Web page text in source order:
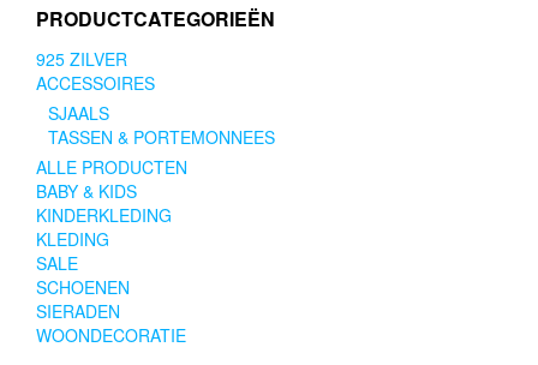
PRODUCTCATEGORIEËN
925 ZILVER
ACCESSOIRES
SJAALS
TASSEN & PORTEMONNEES
ALLE PRODUCTEN
BABY & KIDS
KINDERKLEDING
KLEDING
SALE
SCHOENEN
SIERADEN
WOONDECORATIE